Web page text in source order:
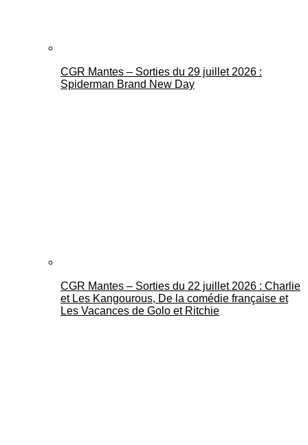
CGR Mantes – Sorties du 29 juillet 2026 :
Spiderman Brand New Day
CGR Mantes – Sorties du 22 juillet 2026 : Charlie
et Les Kangourous, De la comédie française et
Les Vacances de Golo et Ritchie